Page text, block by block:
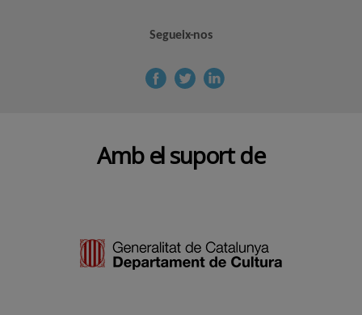
Segueix-nos
Amb el suport de